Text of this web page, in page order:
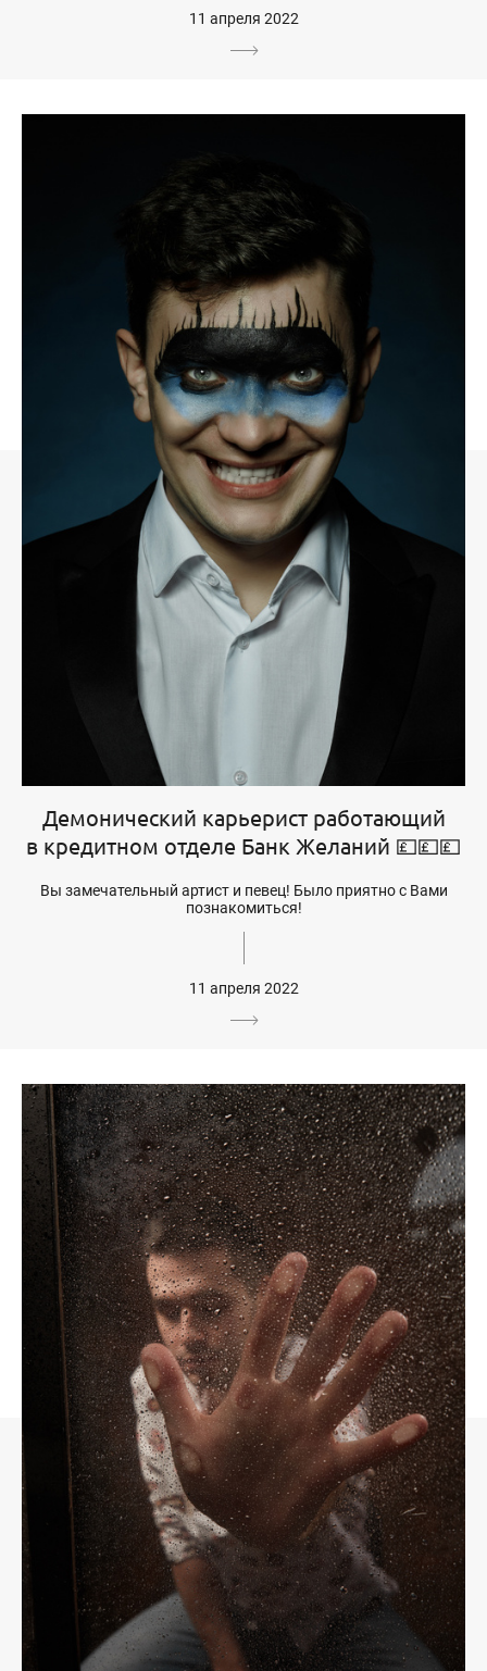
11 апреля 2022
Демонический карьерист работающий
в кредитном отделе Банк Желаний 💷💷💷
Вы замечательный артист и певец! Было приятно с Вами
познакомиться!
11 апреля 2022